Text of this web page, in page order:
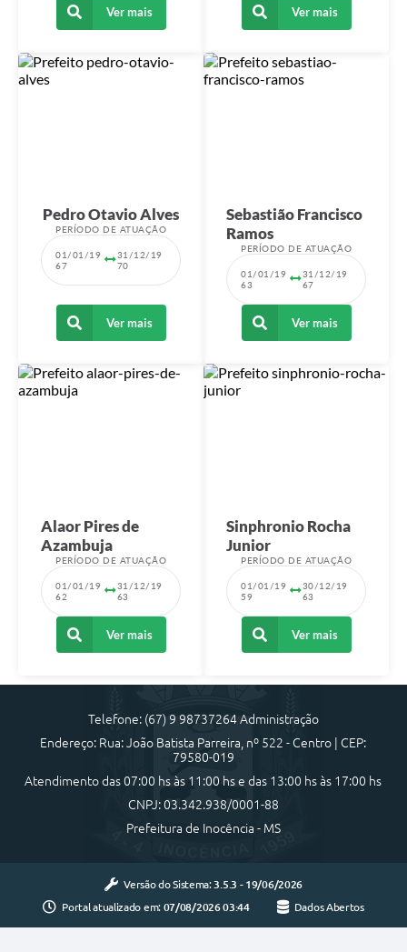
Ver mais Ver mais
Pedro Otavio Alves
PERÍODO DE ATUAÇÃO
01/01/19
67
31/12/19
70
Ver mais
Sebastião Francisco
Ramos
PERÍODO DE ATUAÇÃO
01/01/19
63
31/12/19
67
Ver mais
Alaor Pires de
Azambuja
PERÍODO DE ATUAÇÃO
01/01/19
62
31/12/19
63
Ver mais
Sinphronio Rocha
Junior
PERÍODO DE ATUAÇÃO
01/01/19
59
30/12/19
63
Ver mais
Telefone: (67) 9 98737264 Administração
Endereço: Rua: João Batista Parreira, nº 522 - Centro | CEP:
79580-019
Atendimento das 07:00 hs às 11:00 hs e das 13:00 hs às 17:00 hs
CNPJ: 03.342.938/0001-88
Prefeitura de Inocência - MS
Versão do Sistema: 3.5.3 - 19/06/2026
Portal atualizado em: 07/08/2026 03:44 Dados Abertos